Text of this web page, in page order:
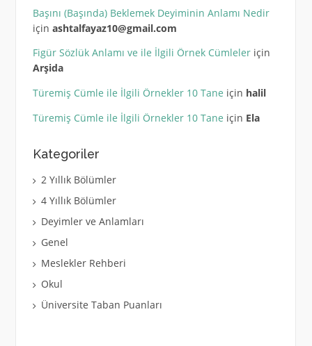
Başını (Başında) Beklemek Deyiminin Anlamı Nedir
için ashtalfayaz10@gmail.com
Figür Sözlük Anlamı ve ile İlgili Örnek Cümleleriçin
Arşida
Türemiş Cümle ile İlgili Örnekler 10 Tane için halil
Türemiş Cümle ile İlgili Örnekler 10 Tane için Ela
Kategoriler
2 Yıllık Bölümler
4 Yıllık Bölümler
Deyimler ve Anlamları
Genel
Meslekler Rehberi
Okul
Üniversite Taban Puanları